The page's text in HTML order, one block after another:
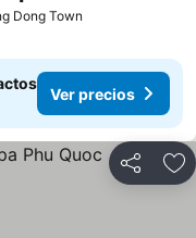
Dong Town
Ver precios
Compartir